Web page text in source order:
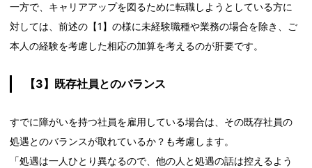
一方で、キャリアアップを図るために転職しようとしている方に
対しては、前述の【1】の様に未経験職種や業務の場合を除き、ご
本人の経験を考慮した相応の加算を考えるのが肝要です。
【3】既存社員とのバランス
すでに障がいを持つ社員を雇用している場合は、その既存社員の
処遇とのバランスが取れているか？も考慮します。
「処遇は一人ひとり異なるので、他の人と処遇の話は控えるよう